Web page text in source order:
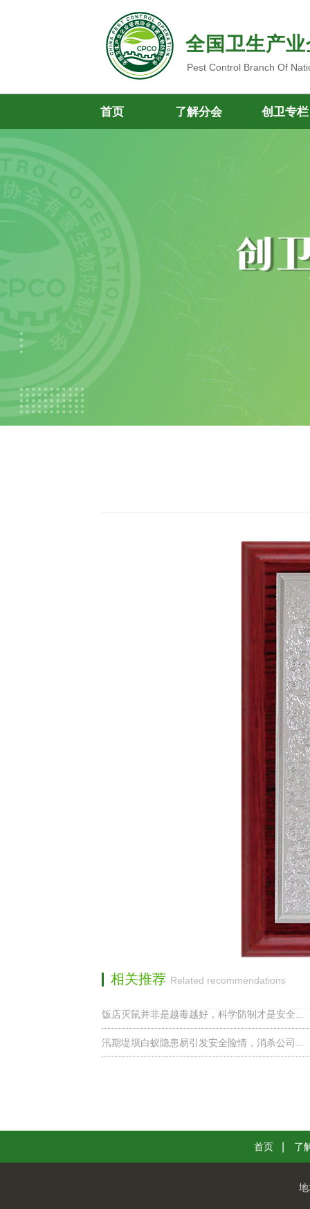
全国卫生产
Pest Control Branch Of
首页 了解分会 创卫专栏
相关推荐 Related recommendations
饭店灭鼠并非是越毒越好，科学防制才是安全...
汛期堤坝白蚁隐患易引发安全险情，消杀公司...
首页 了